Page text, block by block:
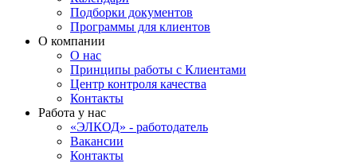
Подборки документов
Программы для клиентов
О компании
О нас
Принципы работы с Клиентами
Центр контроля качества
Контакты
Работа у нас
«ЭЛКОД» - работодатель
Вакансии
Контакты